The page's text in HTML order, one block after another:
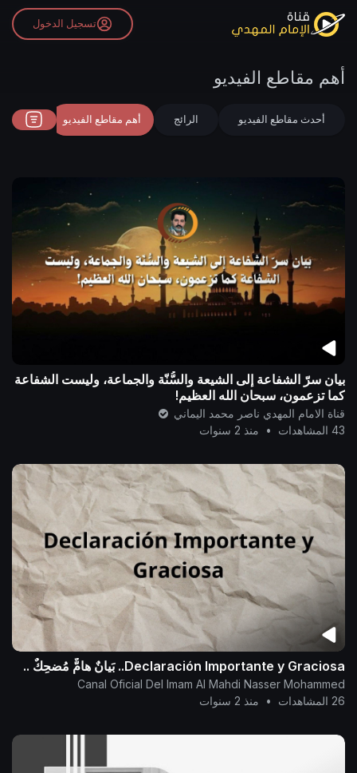
تسجيل الدخول
أهم مقاطع الفيديو
أحدث مقاطع الفيديو الرائج أهم مقاطع الفيديو
بيان سرّ الشفاعة إلى الشيعة والسُّنّة والجماعة، وليست الشفاعة
كما تزعمون، سبحان الله العظيم!
قناة الامام المهدي ناصر محمد اليماني
43 المشاهدات
• منذ 2 سنوات
Declaración Importante y Graciosa.. بَيانٌ هامٌّ مُضحِكٌ ..
Canal Oficial Del Imam Al Mahdi Nasser Mohammed
26 المشاهدات
• منذ 2 سنوات